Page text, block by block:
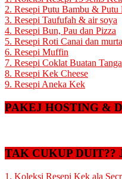
2. Resepi Putu Bambu & Putu
3. Resepi Taufufah & air soya
4. Resepi Bun, Pau dan Pizza
5. Resepi Roti Canai dan
6. Resepi Muffin
7. Resepi Coklat Buatan
8. Resepi Kek Cheese
9. Resepi Aneka Kek
PAKEJ HOSTING &
TAK CUKUP DUIT??
1. Koleksi Resepi Kek ala